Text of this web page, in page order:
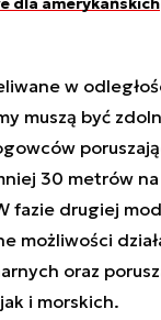
w
muszą być
30 metrów
fazie drugiej
możliwości
oraz
i morskich.